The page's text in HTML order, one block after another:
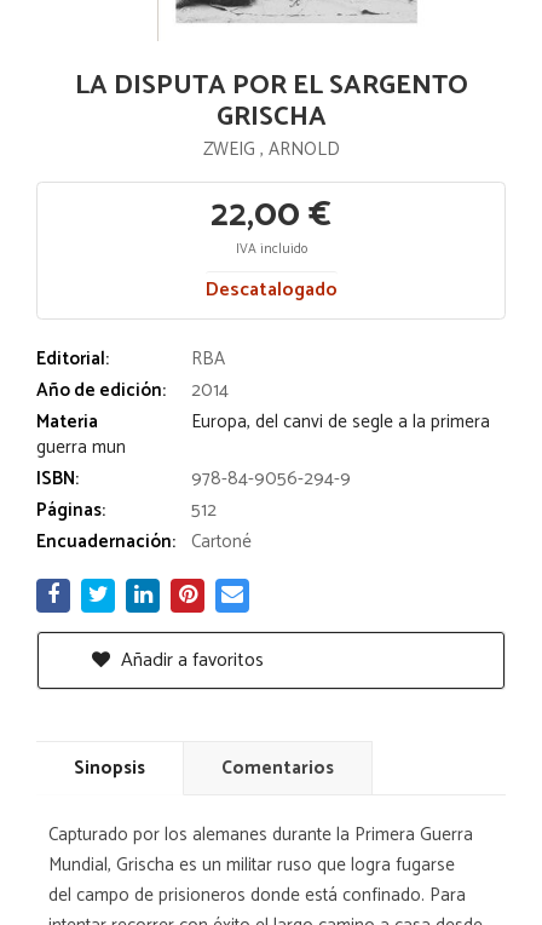
LA DISPUTA POR EL SARGENTO
GRISCHA
ZWEIG , ARNOLD
22,00 €
IVA incluido
Descatalogado
Editorial:
RBA
Año de edición:
2014
Materia
Europa, del canvi de segle a la primera
guerra mun
ISBN:
978-84-9056-294-9
Páginas:
512
Encuadernación: Cartoné
Añadir a favoritos
Sinopsis Comentarios
Capturado por los alemanes durante la Primera Guerra
Mundial, Grischa es un militar ruso que logra fugarse
del campo de prisioneros donde está confinado. Para